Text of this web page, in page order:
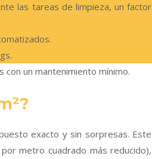
las tareas de limpieza, un factor
con un mantenimiento mínimo.
exacto y sin sorpresas. Este
metro cuadrado más reducido),